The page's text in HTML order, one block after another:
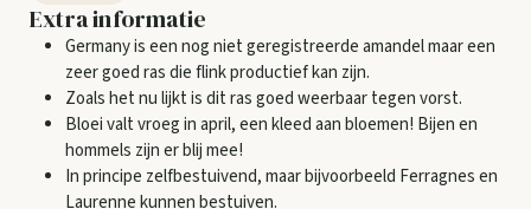
Extra informatie
Germany is een nog niet geregistreerde amandel maar een
zeer goed ras die flink productief kan zijn.
Zoals het nu lijkt is dit ras goed weerbaar tegen vorst.
Bloei valt vroeg in april, een kleed aan bloemen! Bijen en
hommels zijn er blij mee!
In principe zelfbestuivend, maar bijvoorbeeld Ferragnes en
Laurenne kunnen bestuiven.